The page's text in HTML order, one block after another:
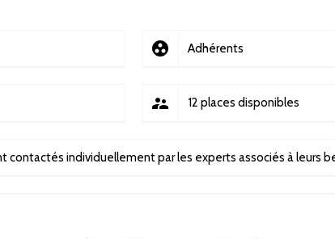
group_work Adhérents
supervisor_account 12 places disponibles
contactés individuellement par les experts associés à leurs